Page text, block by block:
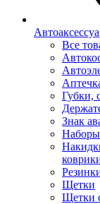
Все
Губки,
Знак
Наборы
Щетки
Щетки